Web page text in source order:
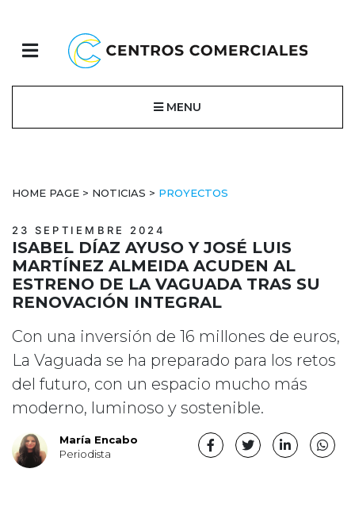
MENU
HOME PAGE > NOTICIAS > PROYECTOS
23 SEPTIEMBRE 2024
ISABEL DÍAZ AYUSO Y JOSÉ LUIS
MARTÍNEZ ALMEIDA ACUDEN AL
ESTRENO DE LA VAGUADA TRAS SU
RENOVACIÓN INTEGRAL
Con una inversión de 16 millones de euros,
La Vaguada se ha preparado para los retos
del futuro, con un espacio mucho más
moderno, luminoso y sostenible.
María Encabo
Periodista